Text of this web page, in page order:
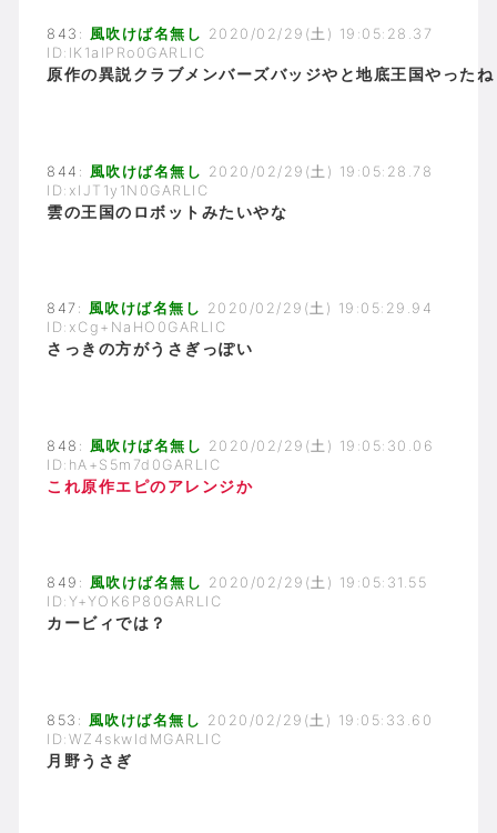
843: 風吹けば名無し 2020/02/29(土) 19:05:28.37
ID:lK1aIPRo0GARLIC
原作の異説クラブメンバーズバッジやと地底王国やったね
844: 風吹けば名無し 2020/02/29(土) 19:05:28.78
ID:xIJT1y1N0GARLIC
雲の王国のロボットみたいやな
847: 風吹けば名無し 2020/02/29(土) 19:05:29.94
ID:xCg+NaHO0GARLIC
さっきの方がうさぎっぽい
848: 風吹けば名無し 2020/02/29(土) 19:05:30.06
ID:hA+S5m7d0GARLIC
これ原作エピのアレンジか
849: 風吹けば名無し 2020/02/29(土) 19:05:31.55
ID:Y+YOK6P80GARLIC
カービィでは？
853: 風吹けば名無し 2020/02/29(土) 19:05:33.60
ID:WZ4skwIdMGARLIC
月野うさぎ